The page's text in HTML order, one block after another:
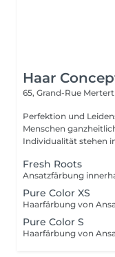
Haar
65, Grand-Rue
Perfektion und Leidenschaft Unsere
Menschen
Individualität stehen
Fresh Roots
Pure Color XS
Pure Color S